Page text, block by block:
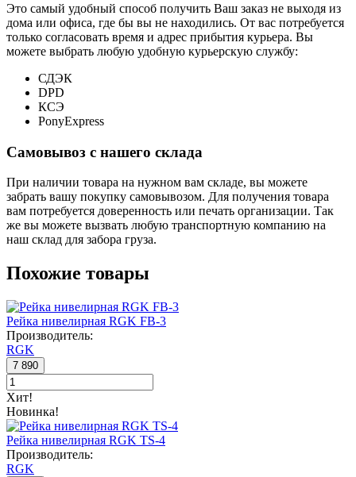
Это самый удобный способ получить Ваш заказ не выходя из
дома или офиса, где бы вы не находились. От вас потребуется
только согласовать время и адрес прибытия курьера. Вы
можете выбрать любую удобную курьерскую службу:
СДЭК
DPD
КСЭ
PonyExpress
Самовывоз с нашего склада
При наличии товара на нужном вам складе, вы можете
забрать вашу покупку самовывозом. Для получения товара
вам потребуется доверенность или печать организации. Так
же вы можете вызвать любую транспортную компанию на
наш склад для забора груза.
Похожие товары
Рейка нивелирная RGK FB-3
Производитель:
RGK
7 890
Хит!
Новинка!
Рейка нивелирная RGK TS-4
Производитель:
RGK